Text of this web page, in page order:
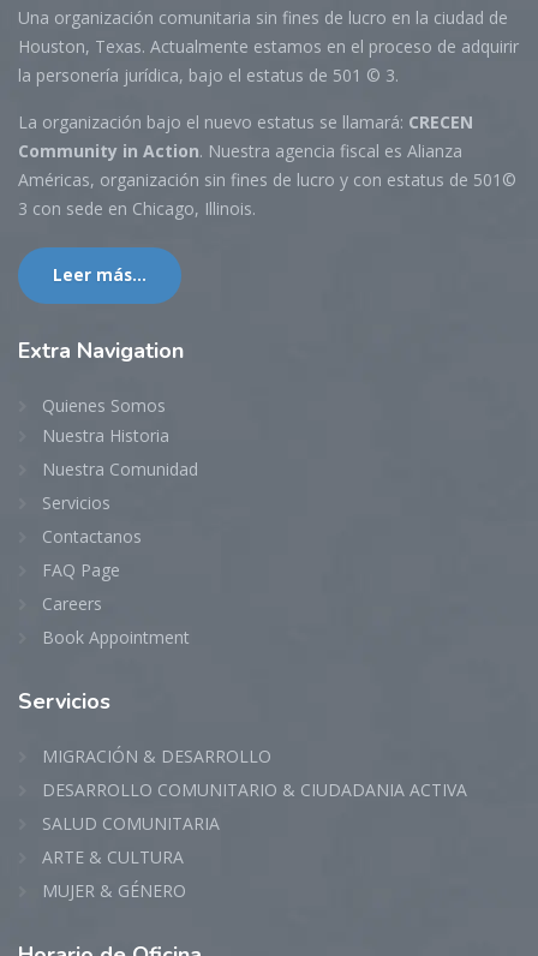
Una organización comunitaria sin fines de lucro en la ciudad de
Houston, Texas. Actualmente estamos en el proceso de adquirir
la personería jurídica, bajo el estatus de 501 © 3.
La organización bajo el nuevo estatus se llamará: CRECEN
Community in Action. Nuestra agencia fiscal es Alianza
Américas, organización sin fines de lucro y con estatus de 501©
3 con sede en Chicago, Illinois.
Leer más...
Extra Navigation
Quienes Somos
Nuestra Historia
Nuestra Comunidad
Servicios
Contactanos
FAQ Page
Careers
Book Appointment
Servicios
MIGRACIÓN & DESARROLLO
DESARROLLO COMUNITARIO & CIUDADANIA ACTIVA
SALUD COMUNITARIA
ARTE & CULTURA
MUJER & GÉNERO